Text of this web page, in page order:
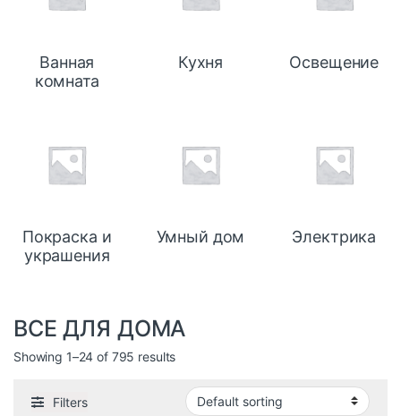
Ванная
комната
Кухня Освещение
Покраска и
украшения
Умный дом Электрика
ВСЕ ДЛЯ ДОМА
Showing 1–24 of 795 results
Filters